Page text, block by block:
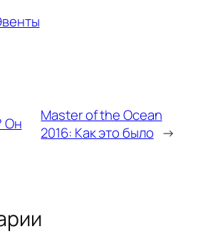
Он
Master of the Ocean
2016: Как это было →